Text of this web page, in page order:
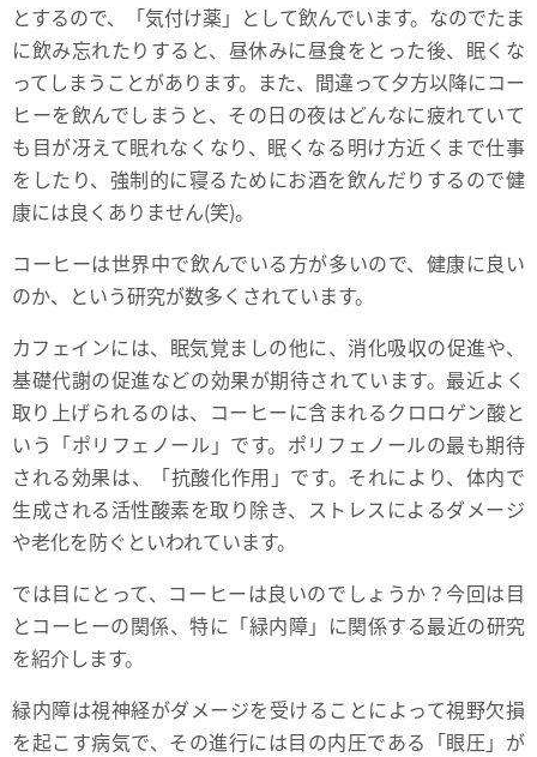
とするので、「気付け薬」として飲んでいます。なのでたま
に飲み忘れたりすると、昼休みに昼食をとった後、眠くな
ってしまうことがあります。また、間違って夕方以降にコー
ヒーを飲んでしまうと、その日の夜はどんなに疲れていて
も目が冴えて眠れなくなり、眠くなる明け方近くまで仕事
をしたり、強制的に寝るためにお酒を飲んだりするので健
康には良くありません(笑)。
コーヒーは世界中で飲んでいる方が多いので、健康に良い
のか、という研究が数多くされています。
カフェインには、眠気覚ましの他に、消化吸収の促進や、
基礎代謝の促進などの効果が期待されています。最近よく
取り上げられるのは、コーヒーに含まれるクロロゲン酸と
いう「ポリフェノール」です。ポリフェノールの最も期待
される効果は、「抗酸化作用」です。それにより、体内で
生成される活性酸素を取り除き、ストレスによるダメージ
や老化を防ぐといわれています。
では目にとって、コーヒーは良いのでしょうか？今回は目
とコーヒーの関係、特に「緑内障」に関係する最近の研究
を紹介します。
緑内障は視神経がダメージを受けることによって視野欠損
を起こす病気で、その進行には目の内圧である「眼圧」が